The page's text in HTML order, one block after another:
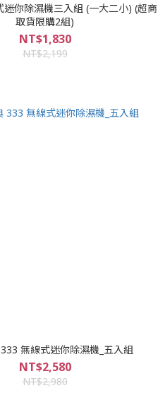
你除濕機三入組 (一大二小) (超商
取貨限購2組)
NT$1,830
NT$2,199
無線式迷你除濕機_五入組
NT$2,580
NT$2,980